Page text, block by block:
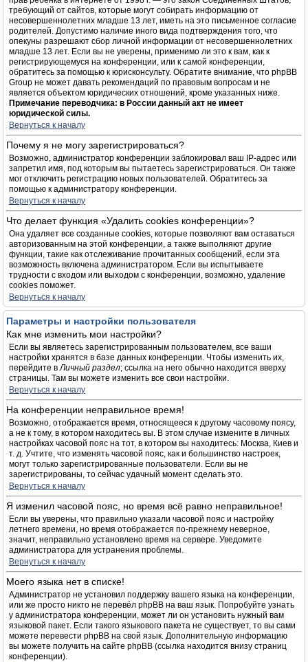
требующий от сайтов, которые могут собирать информацию от
несовершеннолетних младше 13 лет, иметь на это письменное согласие
родителей. Допустимо наличие иного вида подтверждения того, что
опекуны разрешают сбор личной информации от несовершеннолетних
младше 13 лет. Если вы не уверены, применимо ли это к вам, как к
регистрирующемуся на конференции, или к самой конференции,
обратитесь за помощью к юрисконсульту. Обратите внимание, что phpBB
Group не может давать рекомендаций по правовым вопросам и не
является объектом юридических отношений, кроме указанных ниже.
Примечание переводчика: в России данный акт не имеет
юридической силы.
Вернуться к началу
Почему я не могу зарегистрироваться?
Возможно, администратор конференции заблокировал ваш IP-адрес или
запретил имя, под которым вы пытаетесь зарегистрироваться. Он также
мог отключить регистрацию новых пользователей. Обратитесь за
помощью к администратору конференции.
Вернуться к началу
Что делает функция «Удалить cookies конференции»?
Она удаляет все созданные cookies, которые позволяют вам оставаться
авторизованным на этой конференции, а также выполняют другие
функции, такие как отслеживание прочитанных сообщений, если эта
возможность включена администратором. Если вы испытываете
трудности с входом или выходом с конференции, возможно, удаление
cookies поможет.
Вернуться к началу
Параметры и настройки пользователя
Как мне изменить мои настройки?
Если вы являетесь зарегистрированным пользователем, все ваши
настройки хранятся в базе данных конференции. Чтобы изменить их,
перейдите вЛичный раздел; ссылка на него обычно находится вверху
страницы. Там вы можете изменить все свои настройки.
Вернуться к началу
На конференции неправильное время!
Возможно, отображается время, относящееся к другому часовому поясу,
а не к тому, в котором находитесь вы. В этом случае измените в личных
настройках часовой пояс на тот, в котором вы находитесь: Москва, Киев и
т. д. Учтите, что изменять часовой пояс, как и большинство настроек,
могут только зарегистрированные пользователи. Если вы не
зарегистрированы, то сейчас удачный момент сделать это.
Вернуться к началу
Я изменил часовой пояс, но время всё равно неправильное!
Если вы уверены, что правильно указали часовой пояс и настройку
летнего времени, но время отображается по-прежнему неверное,
значит, неправильно установлено время на сервере. Уведомите
администратора для устранения проблемы.
Вернуться к началу
Моего языка нет в списке!
Администратор не установил поддержку вашего языка на конференции,
или же просто никто не перевёл phpBB на ваш язык. Попробуйте узнать
у администратора конференции, может ли он установить нужный вам
языковой пакет. Если такого языкового пакета не существует, то вы сами
можете перевести phpBB на свой язык. Дополнительную информацию
вы можете получить на сайте phpBB (ссылка находится внизу страниц
конференции).